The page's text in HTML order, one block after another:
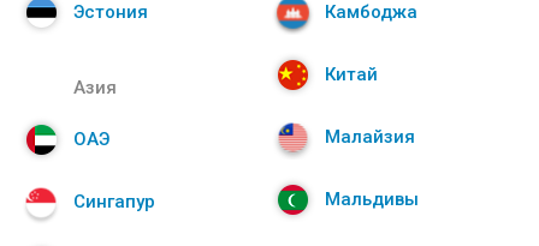
Эстония Камбоджа
Китай
Малайзия
Мальдивы
Азия
ОАЭ
Сингапур